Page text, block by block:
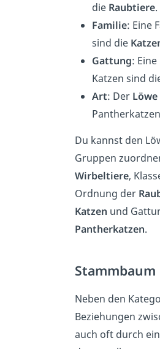
die Raubtiere.
Familie: Eine
sind die
Gattung:
Katzen sind
Art: Der Löwe
Du kannst den
Gruppen
Wirbeltiere,
Ordnung der
Katzen und
Pantherkatzen.
Stammbaum
Neben den
Beziehungen
auch oft durch